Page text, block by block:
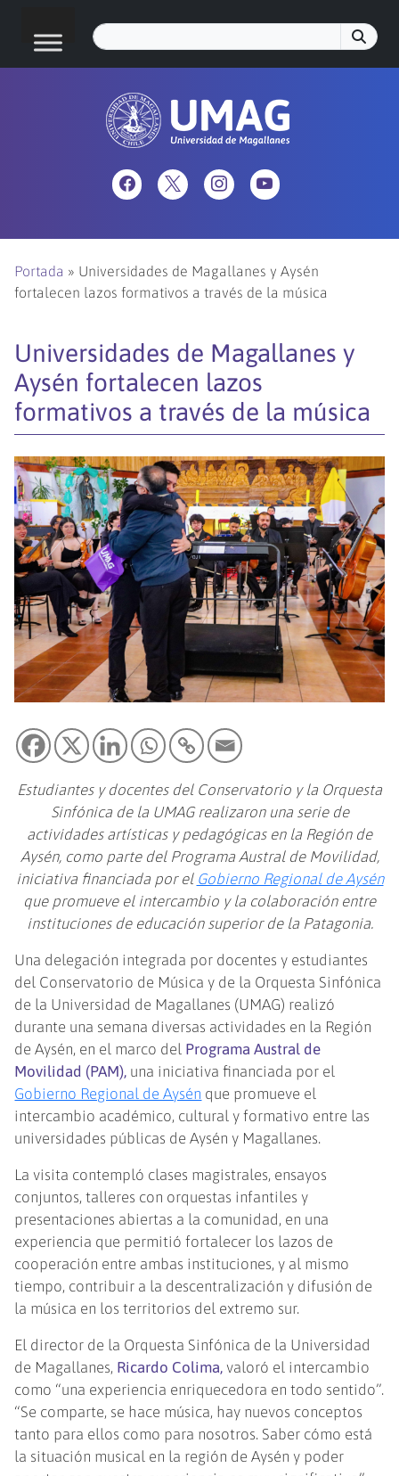
Portada » Universidades de Magallanes y Aysén
fortalecen lazos formativos a través de la música
Universidades de Magallanes y
Aysén fortalecen lazos
formativos a través de la música
Estudiantes y docentes del Conservatorio y la Orquesta
Sinfónica de la UMAG realizaron una serie de
actividades artísticas y pedagógicas en la Región de
Aysén, como parte del Programa Austral de Movilidad,
iniciativa financiada por el Gobierno Regional de Aysén
que promueve el intercambio y la colaboración entre
instituciones de educación superior de la Patagonia.
Una delegación integrada por docentes y estudiantes
del Conservatorio de Música y de la Orquesta Sinfónica
de la Universidad de Magallanes (UMAG) realizó
durante una semana diversas actividades en la Región
de Aysén, en el marco del Programa Austral de
Movilidad (PAM), una iniciativa financiada por el
Gobierno Regional de Aysén que promueve el
intercambio académico, cultural y formativo entre las
universidades públicas de Aysén y Magallanes.
La visita contempló clases magistrales, ensayos
conjuntos, talleres con orquestas infantiles y
presentaciones abiertas a la comunidad, en una
experiencia que permitió fortalecer los lazos de
cooperación entre ambas instituciones, y al mismo
tiempo, contribuir a la descentralización y difusión de
la música en los territorios del extremo sur.
El director de la Orquesta Sinfónica de la Universidad
de Magallanes, Ricardo Colima, valoró el intercambio
como “una experiencia enriquecedora en todo sentido”.
“Se comparte, se hace música, hay nuevos conceptos
tanto para ellos como para nosotros. Saber cómo está
la situación musical en la región de Aysén y poder